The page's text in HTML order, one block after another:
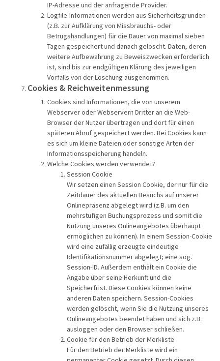
IP-Adresse und der anfragende Provider.
Logfile-Informationen werden aus Sicherheitsgründen
(z.B. zur Aufklärung von Missbrauchs- oder
Betrugshandlungen) für die Dauer von maximal sieben
Tagen gespeichert und danach gelöscht. Daten, deren
weitere Aufbewahrung zu Beweiszwecken erforderlich
ist, sind bis zur endgültigen Klärung des jeweiligen
Vorfalls von der Löschung ausgenommen.
Cookies & Reichweitenmessung
Cookies sind Informationen, die von unserem
Webserver oder Webservern Dritter an die Web-
Browser der Nutzer übertragen und dort für einen
späteren Abruf gespeichert werden. Bei Cookies kann
es sich um kleine Dateien oder sonstige Arten der
Informationsspeicherung handeln.
Welche Cookies werden verwendet?
Session Cookie
Wir setzen einen Session Cookie, der nur für die
Zeitdauer des aktuellen Besuchs auf unserer
Onlinepräsenz abgelegt wird (z.B. um den
mehrstufigen Buchungsprozess und somit die
Nutzung unseres Onlineangebotes überhaupt
ermöglichen zu können). In einem Session-Cookie
wird eine zufällig erzeugte eindeutige
Identifikationsnummer abgelegt; eine sog.
Session-ID. Außerdem enthält ein Cookie die
Angabe über seine Herkunft und die
Speicherfrist. Diese Cookies können keine
anderen Daten speichern. Session-Cookies
werden gelöscht, wenn Sie die Nutzung unseres
Onlineangebotes beendet haben und sich z.B.
ausloggen oder den Browser schließen.
Cookie für den Betrieb der Merkliste
Für den Betrieb der Merkliste wird ein